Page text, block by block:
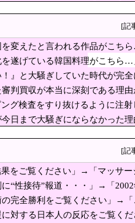
幹部職員、バスローブ
る！」→ 観衆のマジレスが鋭
中国の核も非難する？」⇒「
道ミサイル攻撃から都民の命と
言われる作品がこちら
速
れは売春婦だ！一緒にするな
証券街で『依然として過小評価』と言わ
が抗議 ［8/8]
[記
を変えたと言われる作品がこ
を遂げている韓国料理がこち
』と大騒ぎしていた時代が完
判買収が本当に深刻である理
グ検査をすり抜けるように注
今日まで大騒ぎにならなかっ
[記
をご覧ください」→「マッサ
“性接待”報道・・・」→「
ね・・・」「もうサッカー代
完全勝利をご覧ください」→
い・・・」「あれがまさに経験
対する日本人の反応をご覧く